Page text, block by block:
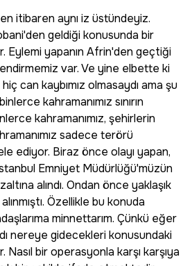
itibaren aynı iz üstündeyiz.
geldiği konusunda bir
Eylemi yapanın Afrin'den geçtiği
var. Ve yine elbette ki
can kaybımız olmasaydı ama şu
kahramanımız sınırın
kahramanımız, şehirlerin
sadece terörü
ediyor. Biraz önce olayı yapan,
Emniyet Müdürlüğü'müzün
alındı. Ondan önce yaklaşık
Özellikle bu konuda
minnettarım. Çünkü eğer
nereye gidecekleri konusundaki
Nasıl bir operasyonla karşı karşıya